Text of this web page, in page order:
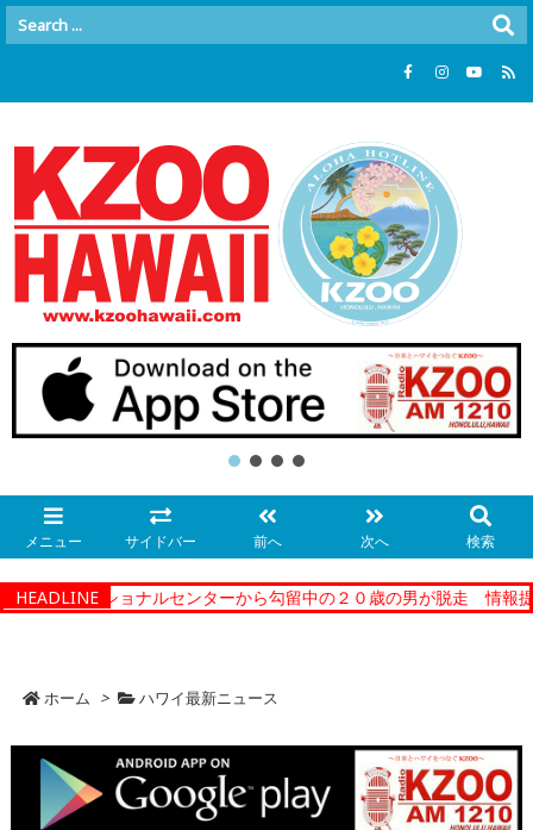
メニュー サイドバー 前へ 次へ 検索
HEADLINE
ーコレクショナルセンターから勾留中の２０歳の男が脱走 情報提供
ホーム > ハワイ最新ニュース